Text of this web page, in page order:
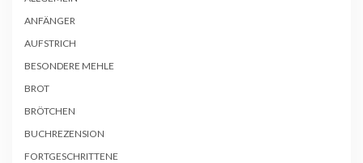
ANFÄNGER
AUFSTRICH
BESONDERE MEHLE
BROT
BRÖTCHEN
BUCHREZENSION
FORTGESCHRITTENE